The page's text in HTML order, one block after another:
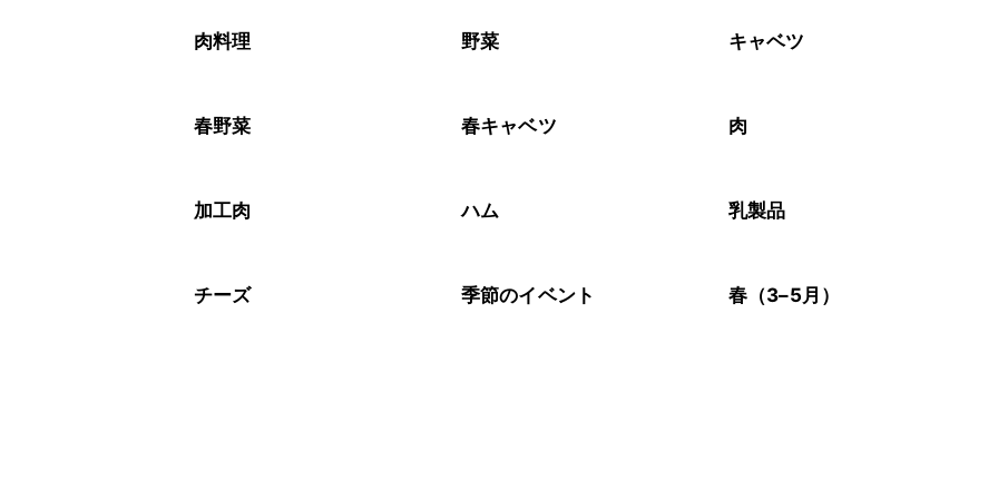
※日持ちは目安です。
肉料理 野菜 キャベツ
春野菜 春キャベツ 肉
加工肉 ハム 乳製品
チーズ 季節のイベント 春（3–5月）